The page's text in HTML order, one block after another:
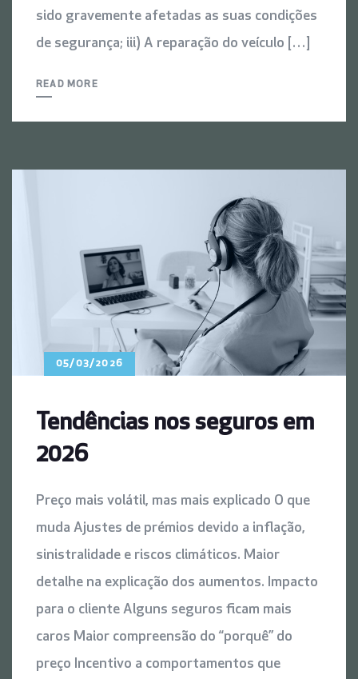
sido gravemente afetadas as suas condições
de segurança; iii) A reparação do veículo […]
READ MORE
05/03/2026
Tendências nos seguros em
2026
Preço mais volátil, mas mais explicado O que
muda Ajustes de prémios devido a inflação,
sinistralidade e riscos climáticos. Maior
detalhe na explicação dos aumentos. Impacto
para o cliente Alguns seguros ficam mais
caros Maior compreensão do “porquê” do
preço Incentivo a comportamentos que